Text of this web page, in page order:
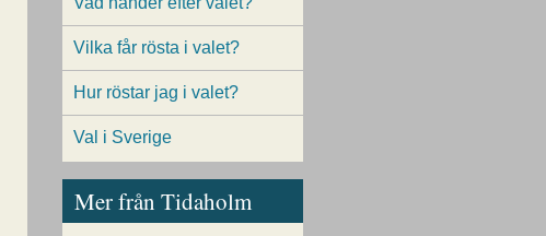
Vilka får rösta i valet?
Hur röstar jag i valet?
Val i Sverige
Mer från Tidaholm